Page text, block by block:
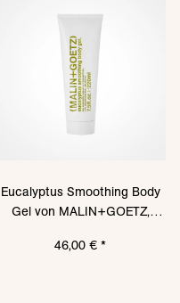
Eucalyptus Smoothing Body
Gel von MALIN+GOETZ,
46,00 € *